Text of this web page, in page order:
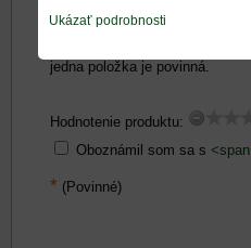
Zadajte prosím hodnotenie,
jedna položka je povinná.
Hodnotenie produktu:
Oboznámil som sa s <span
* (Povinné)
Ukázať podrobnosti